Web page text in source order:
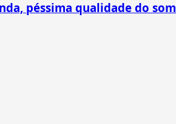
péssima qualidade do som